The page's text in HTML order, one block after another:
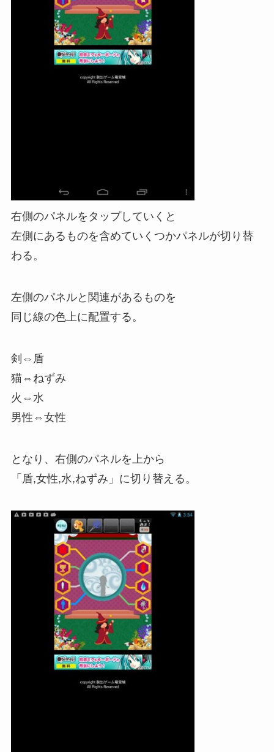
右側のパネルをタップしていくと
左側にあるものを含めていくつかパネルが切り替
わる。
左側のパネルと関連があるものを
同じ線の色上に配置する。
剣⇔盾
猫⇔ねずみ
火⇔水
男性⇔女性
となり、右側のパネルを上から
「盾,女性,水,ねずみ」に切り替える。